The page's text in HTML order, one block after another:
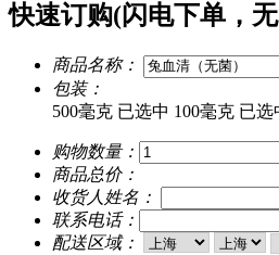
快速订购(闪电下单，
商品名称：
包装：
500毫克 已选中 100毫克 已选
购物数量：
商品总价：
收货人姓名：
联系电话：
配送区域：